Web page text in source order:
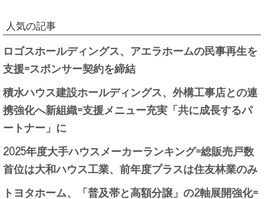
人気の記事
ロゴスホールディングス、アエラホームの民事再生を
支援=スポンサー契約を締結
積水ハウス建設ホールディングス、外構工事店との連
携強化へ新組織=支援メニュー充実「共に成長するパ
ートナー」に
2025年度大手ハウスメーカーランキング=総販売戸数
首位は大和ハウス工業、前年度プラスは住友林業のみ
トヨタホーム、「普及帯と高額分譲」の2軸展開強化=